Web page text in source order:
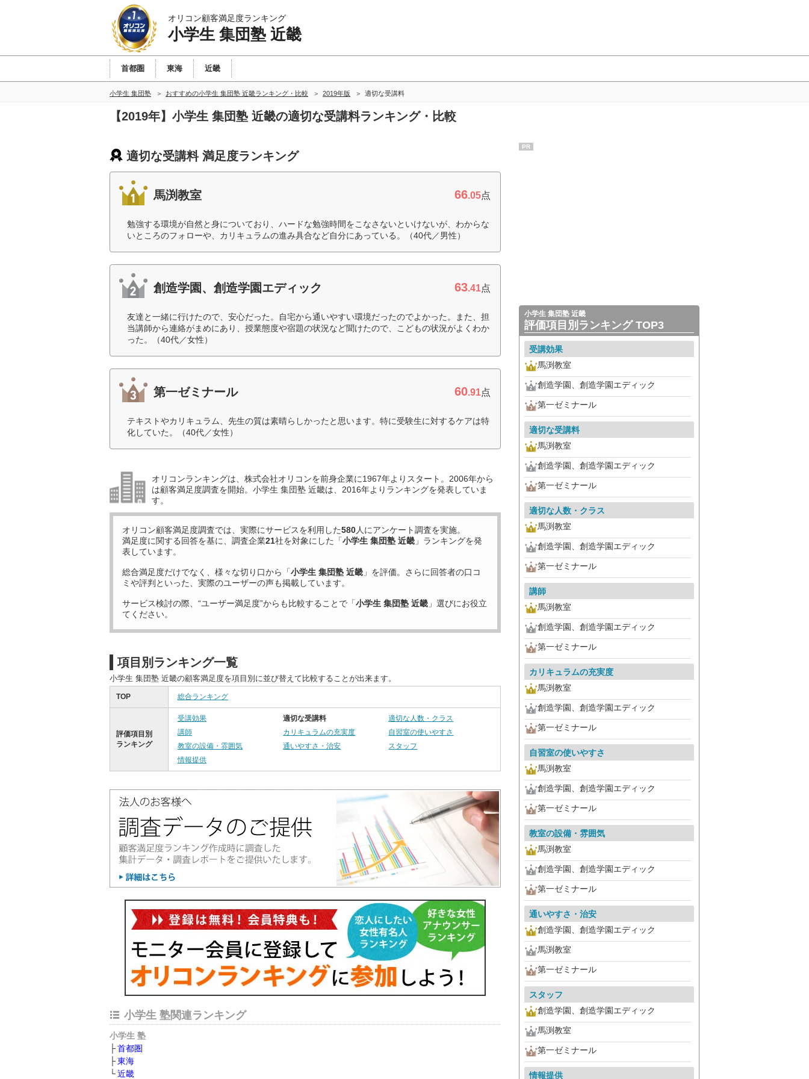
オリコン顧客満足度ランキング
小学生 集団塾 近畿
首都圏 東海 近畿
小学生 集団塾 おすすめの小学生 集団塾 近畿ランキング・比較 2019年版 適切な受講料
【2019年】小学生 集団塾 近畿の適切な受講料ランキング・比較
適切な受講料 満足度ランキング
馬渕教室 66.05点
勉強する環境が自然と身についており、ハードな勉強時間をこなさないといけないが、わからな
いところのフォローや、カリキュラムの進み具合など自分にあっている。（40代／男性）
創造学園、創造学園エディック 63.41点
友達と一緒に行けたので、安心だった。自宅から通いやすい環境だったのでよかった。また、担
当講師から連絡がまめにあり、授業態度や宿題の状況など聞けたので、こどもの状況がよくわか
った。（40代／女性）
第一ゼミナール 60.91点
テキストやカリキュラム、先生の質は素晴らしかったと思います。特に受験生に対するケアは特
化していた。（40代／女性）
オリコンランキングは、株式会社オリコンを前身企業に1967年よりスタート。2006年から
は顧客満足度調査を開始。小学生 集団塾 近畿は、2016年よりランキングを発表していま
す。
オリコン顧客満足度調査では、実際にサービスを利用した580人にアンケート調査を実施。
満足度に関する回答を基に、調査企業21社を対象にした「小学生 集団塾 近畿 」ランキングを発
表しています。
総合満足度だけでなく、様々な切り口から「小学生 集団塾 近畿 」を評価。さらに回答者の口コ
ミや評判といった、実際のユーザーの声も掲載しています。
サービス検討の際、“ユーザー満足度”からも比較することで「小学生 集団塾 近畿 」選びにお役立
てください。
項目別ランキング一覧
小学生 集団塾 近畿の顧客満足度を項目別に並び替えて比較することが出来ます。
TOP 総合ランキング
評価項目別
ランキング
受講効果 適切な受講料
適切な人数・クラス
講師
カリキュラムの充実度
自習室の使いやすさ
教室の設備・雰囲気
通いやすさ・治安
スタッフ
情報提供
小学生 塾関連ランキング
小学生 塾
首都圏
東海
近畿
PR
小学生 集団塾 近畿
評価項目別ランキング TOP3
受講効果
馬渕教室
創造学園、創造学園エディック
第一ゼミナール
適切な受講料
馬渕教室
創造学園、創造学園エディック
第一ゼミナール
適切な人数・クラス
馬渕教室
創造学園、創造学園エディック
第一ゼミナール
講師
馬渕教室
創造学園、創造学園エディック
第一ゼミナール
カリキュラムの充実度
馬渕教室
創造学園、創造学園エディック
第一ゼミナール
自習室の使いやすさ
馬渕教室
創造学園、創造学園エディック
第一ゼミナール
教室の設備・雰囲気
馬渕教室
創造学園、創造学園エディック
第一ゼミナール
通いやすさ・治安
創造学園、創造学園エディック
馬渕教室
第一ゼミナール
スタッフ
創造学園、創造学園エディック
馬渕教室
第一ゼミナール
情報提供